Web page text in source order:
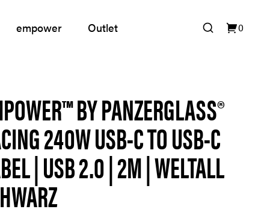
empower Outlet 0
BY PANZERGLASS®
240W USB-C TO USB-C
| USB 2.0 | 2M | WELTALL